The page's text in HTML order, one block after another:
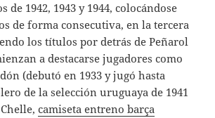
de 1942, 1943 y 1944, colocándose
de forma consecutiva, en la tercera
los títulos por detrás de Peñarol
a destacarse jugadores como
(debutó en 1933 y jugó hasta
de la selección uruguaya de 1941
Chelle,camiseta entreno barça